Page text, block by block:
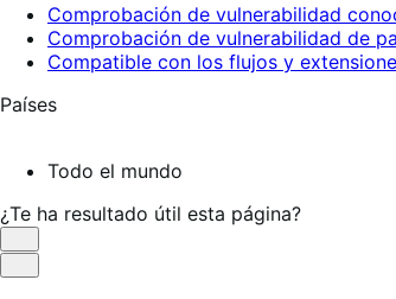
Comprobación de vulnerabilidad
Comprobación de vulnerabilidad de
Compatible con los flujos y
Países
Todo el mundo
¿Te ha resultado útil esta página?
Es
útil
No